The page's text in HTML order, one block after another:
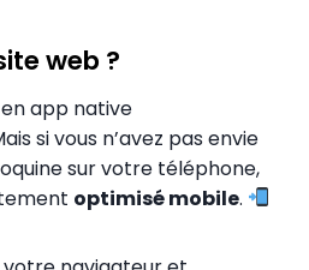
web ?
app native
si vous n’avez pas envie
sur votre téléphone,
optimisé mobile.